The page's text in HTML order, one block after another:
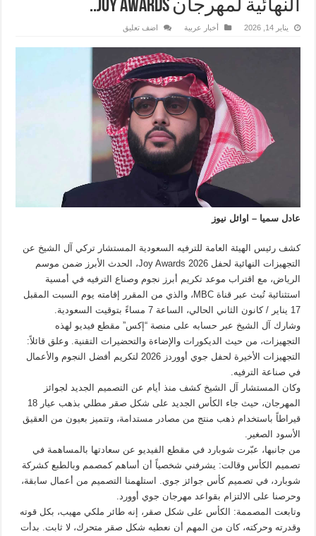
النهائية لمهرجان Joy Awards..
يناير 14, 2026 أخبار عربية اضف تعليق
عادل سميا – اوائل نيوز
كشف رئيس الهيئة العامة للترفيه السعودية المستشار تركي آل الشيخ عن
التجهيزات النهائية لحفل Joy Awards 2026، الحدث الأبرز ضمن موسم
الرياض، مع اقتراب موعد تكريم أبرز نجوم وصناع الترفيه في أمسية
استثنائية تُبث عبر قناة MBC، والذي من المقرر إقامته يوم السبت المقبل
17 يناير / كانون الثاني الحالي، الساعة 7 مساءً بتوقيت السعودية.
وشارك آل الشيخ عبر حسابه على منصة “إكس” مقطع فيديو لهذه
التجهيزات، من حيث الديكورات والإضاءة والتحضيرات التقنية. وعلق قائلاً:
التجهيزات الأخيرة لحفل جوي أووردز 2026 لتكريم أفضل النجوم والأعمال
في صناعة الترفيه.
وكان المستشار آل الشيخ كشف منذ أيام عن التصميم الجديد لجوائز
المهرجان، حيث جاء الكأس الجديد على شكل صقر مطلي بذهب عيار 18
قيراطاً باستخدام ذهب منتج من مصادر مستدامة، وتتميز بعيون من العقيق
الأسود الصغير.
من جانبها، عبّرت شوبارد في مقطع الفيديو عن سعادتها بالمساهمة في
تصميم الكأس وقالت: يشرفني شخصياً أن أساهم كمصمم وبالطبع كشركة
شوبارد، في تصميم كأس جوائز جوي. استلهمنا التصميم من أعمال سابقة،
وحرصنا على الالتزام بقواعد مهرجان جوي أوورد.
وتابعت المصممة: الكأس على شكل صقر، إنه طائر ملكي مهيب، بكل قوته
وقدرته وحركته، كان من المهم أن نعطيه شكل صقر متحرك، لا ثابت. بدأت